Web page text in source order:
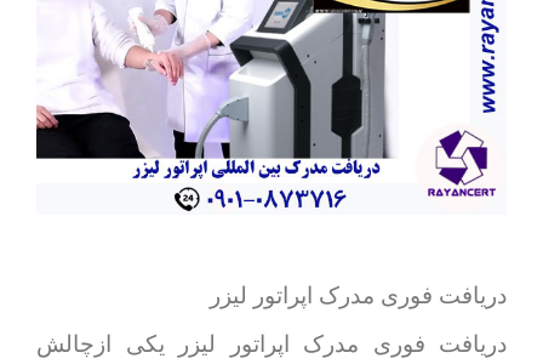
دریافت فوری مدرک اپراتور لیزر
دریافت فوری مدرک اپراتور لیزر یکی ازچالش